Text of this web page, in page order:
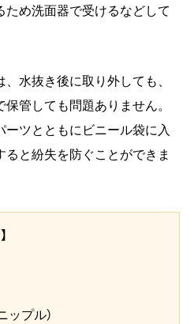
め洗面器で受けるなどして
水抜き後に取り外しても、
管しても問題ありません。
ツとともにビニール袋に入
と紛失を防ぐことができま
ップル）